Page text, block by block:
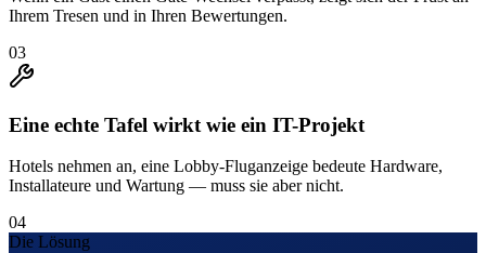
Ihrem Tresen und in Ihren Bewertungen.
03
Eine echte Tafel wirkt wie ein IT-Projekt
Hotels nehmen an, eine Lobby-Fluganzeige bedeute Hardware,
Installateure und Wartung — muss sie aber nicht.
04
Die Lösung